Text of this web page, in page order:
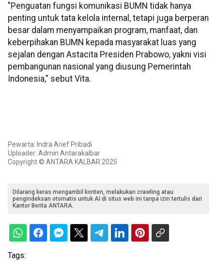
"Penguatan fungsi komunikasi BUMN tidak hanya
penting untuk tata kelola internal, tetapi juga berperan
besar dalam menyampaikan program, manfaat, dan
keberpihakan BUMN kepada masyarakat luas yang
sejalan dengan Astacita Presiden Prabowo, yakni visi
pembangunan nasional yang diusung Pemerintah
Indonesia," sebut Vita.
Pewarta: Indra Arief Pribadi
Uploader: Admin Antarakalbar
Copyright © ANTARA KALBAR 2025
Dilarang keras mengambil konten, melakukan crawling atau
pengindeksan otomatis untuk AI di situs web ini tanpa izin tertulis dari
Kantor Berita ANTARA.
Tags: